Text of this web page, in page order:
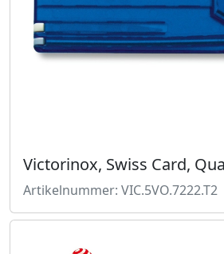
Victorinox, Swiss Card,
Artikelnummer: VIC.5VO.7222.T2